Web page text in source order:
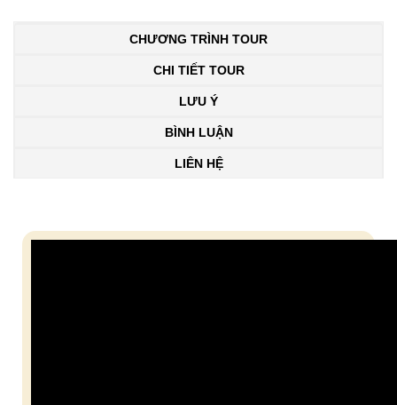
CHƯƠNG TRÌNH TOUR
CHI TIẾT TOUR
LƯU Ý
BÌNH LUẬN
LIÊN HỆ